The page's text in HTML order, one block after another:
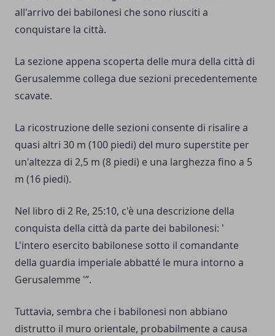
all'arrivo dei babilonesi che sono riusciti a
conquistare la città.
La sezione appena scoperta delle mura della città di
Gerusalemme collega due sezioni precedentemente
scavate.
La ricostruzione delle sezioni consente di risalire a
quasi altri 30 m (100 piedi) del muro superstite per
un'altezza di 2,5 m (8 piedi) e una larghezza fino a 5
m (16 piedi).
Nel libro di 2 Re, 25:10, c'è una descrizione della
conquista della città da parte dei babilonesi: '
L'intero esercito babilonese sotto il comandante
della guardia imperiale abbatté le mura intorno a
Gerusalemme '”.
Tuttavia, sembra che i babilonesi non abbiano
distrutto il muro orientale, probabilmente a causa